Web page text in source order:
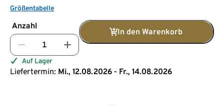
Größentabelle
Anzahl
In den Warenkorb
Auf Lager
Liefertermin: Mi., 12.08.2026 - Fr., 14.08.2026